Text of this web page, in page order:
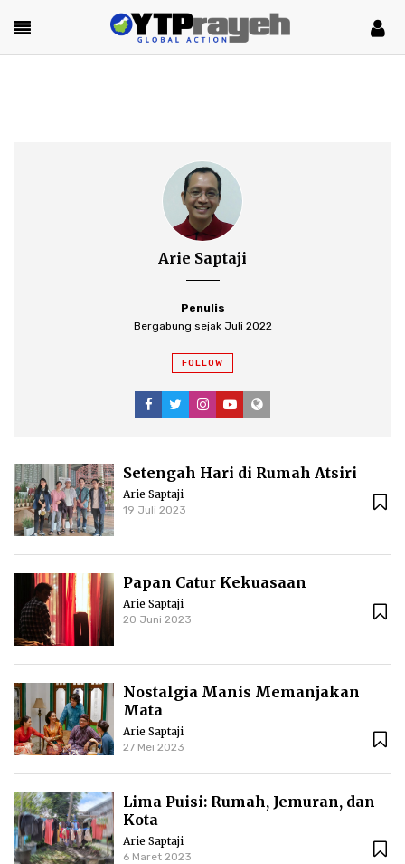
Arie Saptaji
Penulis
Bergabung sejak Juli 2022
FOLLOW
Setengah Hari di Rumah Atsiri
Arie Saptaji
19 Juli 2023
Papan Catur Kekuasaan
Arie Saptaji
20 Juni 2023
Nostalgia Manis Memanjakan
Mata
Arie Saptaji
27 Mei 2023
Lima Puisi: Rumah, Jemuran, dan
Kota
Arie Saptaji
6 Maret 2023